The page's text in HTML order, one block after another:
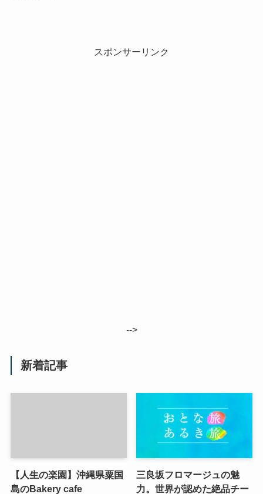
スポンサーリンク
-->
新着記事
【人生の楽園】沖縄県粟国
島のBakery cafe
三良坂フロマージュの魅
力。世界が認めた絶品チー